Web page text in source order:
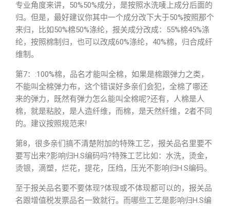
专业角度来讲，50%50%成分，是按照水洗唛上成分后面的
归。但是，最好建议你其中一个成分改下大于50%按照那个
来归，比如50%棉50%涤纶，报关成分改成：55%棉45%涤
纶，按照棉制归，也可以改成60%涤纶，40%棉，归合成纤
维制。
第7：:100%棉，品名才能叫全棉，如果是棉跟弹力之类，
不能叫全棉弹力布，这个错误好多亲们会犯，全棉了哪还
来的弹力，既然有弹力怎么能叫全棉呢?还有，人棉是人
棉，就是粘胶，是人造纤维，而棉，是天然纤维，2者不同
的。建议按照规范来!
第8，很多亲们搞不清楚附加的特殊工艺，报关品名里要不
要写出来?影响归H.S编码吗?特殊工艺比如：水洗，烫金，
烫银，滴塑，烂花，提花，压绉，压光不影响归H.S编码。
至于报关品名要不要体现?体现或不体现都可以的，报关品
名跟增值税发票品名一致就行。而哪些工艺是影响归H.S编